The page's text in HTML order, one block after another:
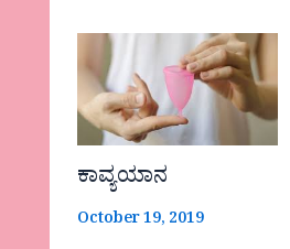
ಕಾವ್ಯಯಾನ
October 19, 2019